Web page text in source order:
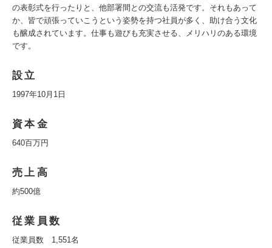
の表彰式を行ったりと、他部署間との交流も活発です。それもあって
か、皆で頑張っていこうという姿勢を持つ社員が多く、助け合う文化
も醸成されています。仕事も遊びも充実させる、メリハリのある環境
です。
設立
1997年10月1日
資本金
640百万円
売上高
約500億
従業員数
従業員数 1,551名